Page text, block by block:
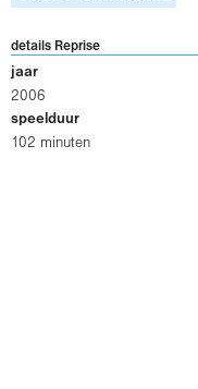
details Reprise
jaar
2006
speelduur
102 minuten